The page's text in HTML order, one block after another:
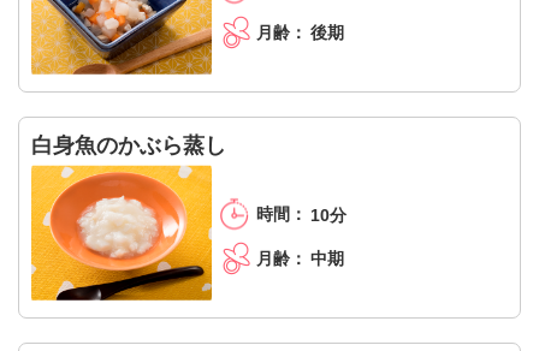
後期
白身魚のかぶら蒸し
10分
中期